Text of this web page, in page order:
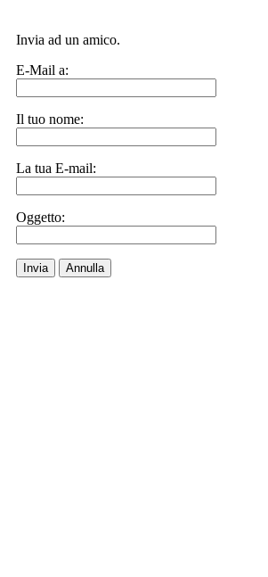
Invia ad un amico.
E-Mail a:
Il tuo nome:
La tua E-mail:
Oggetto:
Invia Annulla